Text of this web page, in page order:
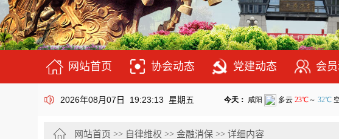
网站首页 协会动态 党建动态 会
2026年08月07日 19:23:14 星期五
网站首页 >> 自律维权 >> 金融消保 >> 详细内容